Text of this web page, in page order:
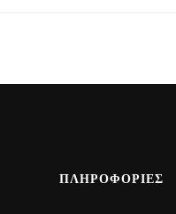
ΠΛΗΡΟΦΟΡΙΕΣ